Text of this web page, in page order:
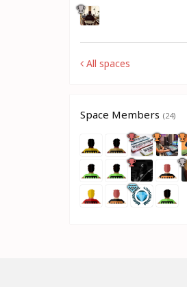
All spaces
Space Members (24)